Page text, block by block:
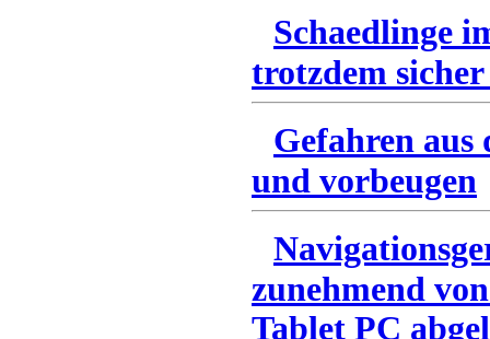
Schaedlinge
trotzdem
Gefahren
und vorbeugen
zunehmend
Tablet PC